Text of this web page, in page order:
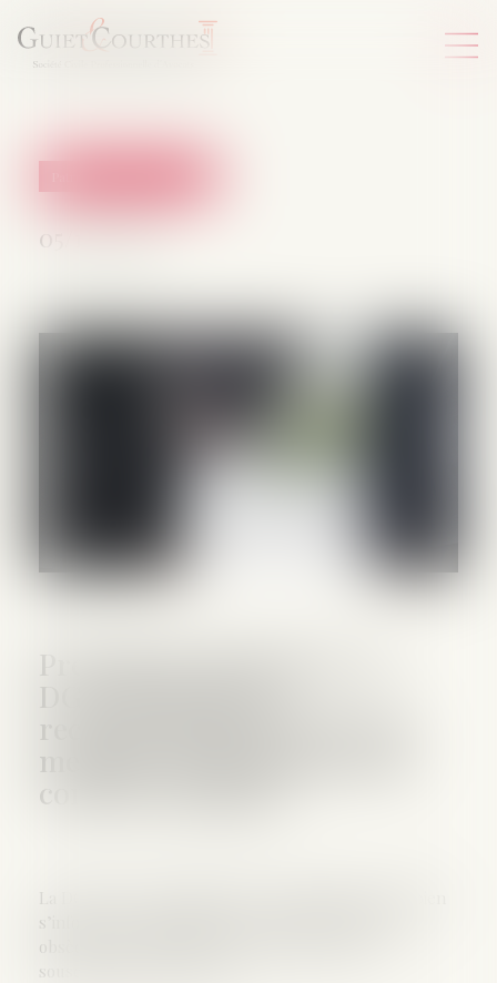
Prestations funéraires : la
DGCCRF émet des
meilleure transparence des
contrats obsèques
05/12/2024
La DGCCRF recommande aux consommateurs de bien
s’informer sur les différents contrats d’assurance
obsèques et d’informer leurs proches dès la
souscription d’un contrat...